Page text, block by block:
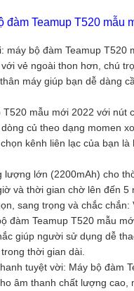
đàm Teamup T520 mẫu
máy bộ đàm Teamup T520
vẻ ngoài thon hơn, chú
máy giúp bạn dễ dàng
T520 mẫu mới 2022 với nút
củ theo dạng momen
kênh liên lạc của bạn là
lượng lớn (2200mAh) cho
và thời gian chờ lên đến 5
sang trọng và chắc chắn:
đàm Teamup T520 mẫu
giúp người sử dụng dễ
thời gian dài.
tuyệt vời: Máy bộ đàm
âm thanh chất lượng cao,